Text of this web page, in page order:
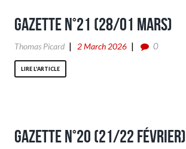
Gazette n°21 (28/01 Mars)
Thomas Picard 2 March 2026 0
LIRE L'ARTICLE
Gazette n°20 (21/22 Février)